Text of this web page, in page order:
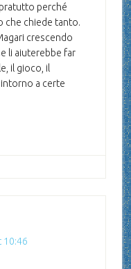
perché
che chiede tanto.
crescendo
li aiuterebbe far
il gioco, il
a certe
10:46